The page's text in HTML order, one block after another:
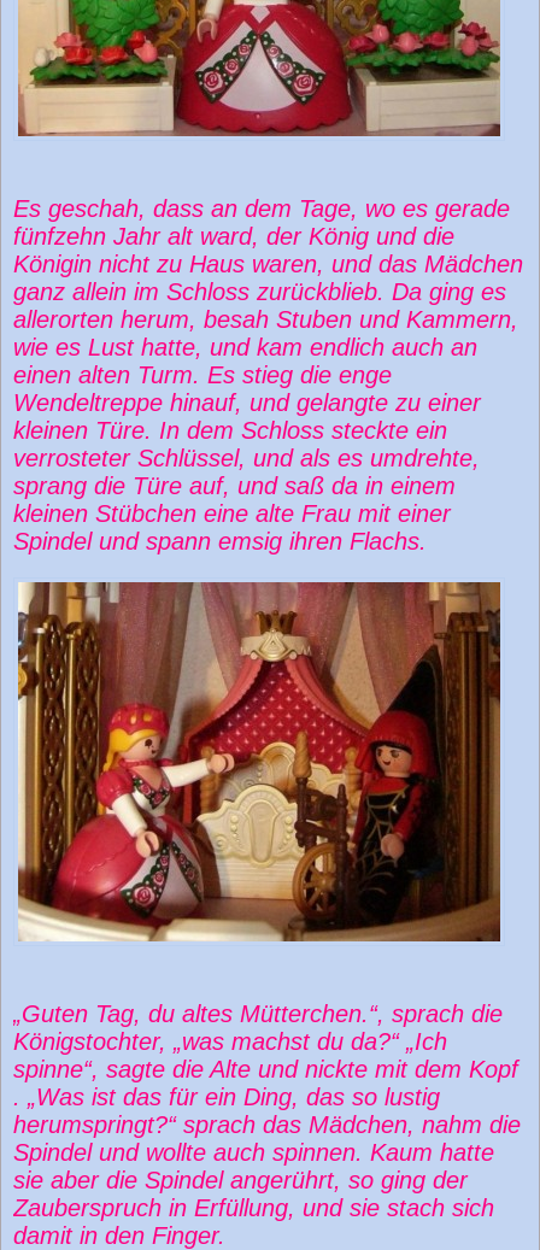
Es geschah, dass an dem Tage, wo es gerade
fünfzehn Jahr alt ward, der König und die
Königin nicht zu Haus waren, und das Mädchen
ganz allein im Schloss zurückblieb. Da ging es
allerorten herum, besah Stuben und Kammern,
wie es Lust hatte, und kam endlich auch an
einen alten Turm. Es stieg die enge
Wendeltreppe hinauf, und gelangte zu einer
kleinen Türe. In dem Schloss steckte ein
verrosteter Schlüssel, und als es umdrehte,
sprang die Türe auf, und saß da in einem
kleinen Stübchen eine alte Frau mit einer
Spindel und spann emsig ihren Flachs.
„Guten Tag, du altes Mütterchen.“, sprach die
Königstochter, „was machst du da?“ „Ich
spinne“, sagte die Alte und nickte mit dem Kopf
. „Was ist das für ein Ding, das so lustig
herumspringt?“ sprach das Mädchen, nahm die
Spindel und wollte auch spinnen. Kaum hatte
sie aber die Spindel angerührt, so ging der
Zauberspruch in Erfüllung, und sie stach sich
damit in den Finger.